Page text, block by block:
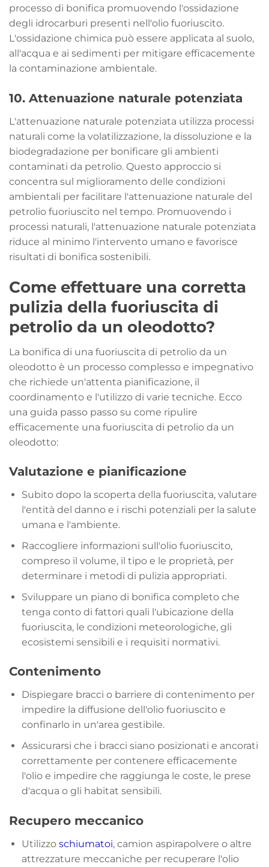
processo di bonifica promuovendo l'ossidazione
degli idrocarburi presenti nell'olio fuoriuscito.
L'ossidazione chimica può essere applicata al suolo,
all'acqua e ai sedimenti per mitigare efficacemente
la contaminazione ambientale.
10. Attenuazione naturale potenziata
L'attenuazione naturale potenziata utilizza processi
naturali come la volatilizzazione, la dissoluzione e la
biodegradazione per bonificare gli ambienti
contaminati da petrolio. Questo approccio si
concentra sul miglioramento delle condizioni
ambientali per facilitare l'attenuazione naturale del
petrolio fuoriuscito nel tempo. Promuovendo i
processi naturali, l'attenuazione naturale potenziata
riduce al minimo l'intervento umano e favorisce
risultati di bonifica sostenibili.
Come effettuare una corretta
pulizia della fuoriuscita di
petrolio da un oleodotto?
La bonifica di una fuoriuscita di petrolio da un
oleodotto è un processo complesso e impegnativo
che richiede un'attenta pianificazione, il
coordinamento e l'utilizzo di varie tecniche. Ecco
una guida passo passo su come ripulire
efficacemente una fuoriuscita di petrolio da un
oleodotto:
Valutazione e pianificazione
Subito dopo la scoperta della fuoriuscita, valutare
l'entità del danno e i rischi potenziali per la salute
umana e l'ambiente.
Raccogliere informazioni sull'olio fuoriuscito,
compreso il volume, il tipo e le proprietà, per
determinare i metodi di pulizia appropriati.
Sviluppare un piano di bonifica completo che
tenga conto di fattori quali l'ubicazione della
fuoriuscita, le condizioni meteorologiche, gli
ecosistemi sensibili e i requisiti normativi.
Contenimento
Dispiegare bracci o barriere di contenimento per
impedire la diffusione dell'olio fuoriuscito e
confinarlo in un'area gestibile.
Assicurarsi che i bracci siano posizionati e ancorati
correttamente per contenere efficacemente
l'olio e impedire che raggiunga le coste, le prese
d'acqua o gli habitat sensibili.
Recupero meccanico
Utilizzo schiumatoi, camion aspirapolvere o altre
attrezzature meccaniche per recuperare l'olio